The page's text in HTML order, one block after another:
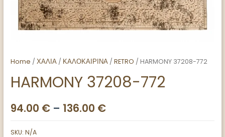
Home /ΧΑΛΙΑ / ΚΑΛΟΚΑΙΡΙΝΑ /RETRO / HARMONY 37208-772
HARMONY 37208-772
94.00 € – 136.00 €
SKU:N/A